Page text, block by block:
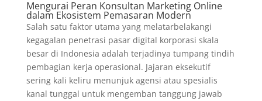
Mengurai Peran Konsultan Marketing Online
dalam Ekosistem Pemasaran Modern
Salah satu faktor utama yang melatarbelakangi
kegagalan penetrasi pasar digital korporasi skala
besar di Indonesia adalah terjadinya tumpang tindih
pembagian kerja operasional. Jajaran eksekutif
sering kali keliru menunjuk agensi atau spesialis
kanal tunggal untuk mengemban tanggung jawab